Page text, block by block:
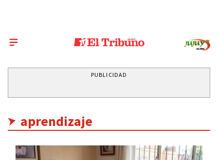
PUBLICIDAD
aprendizaje